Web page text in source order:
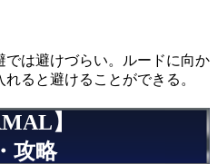
では避けづらい。ルードに向か
ると避けることができる。
】
攻略